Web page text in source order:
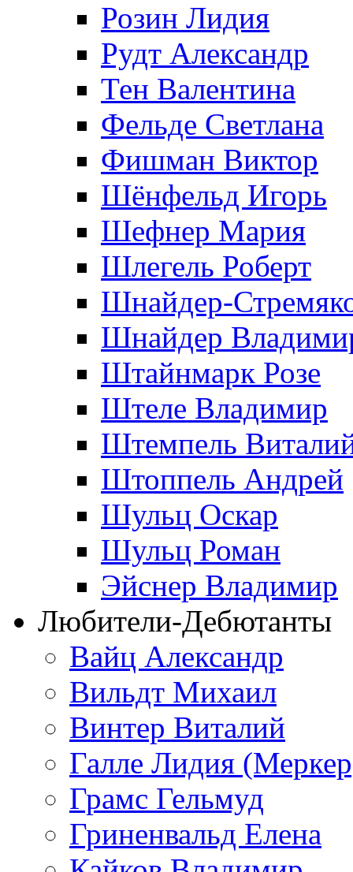
Розин Лидия
Рудт Александр
Тен Валентина
Фельде Светлана
Фишман Виктор
Шёнфельд Игорь
Шефнер Мария
Шлегель Роберт
Шнайдер-
Шнайдер
Штайнмарк Розe
Штеле Владимир
Штемпель
Штоппель Андрей
Шульц Оскар
Шульц Роман
Эйснер Владимир
Любители-Дебютанты
Вайц Александр
Вильдт Михаил
Винтер Виталий
Галле Лидия
Грамс Гельмуд
Гриненвальд Елена